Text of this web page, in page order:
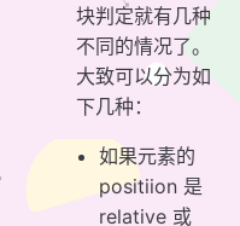
块判定就有几种
不同的情况了。
大致可以分为如
下几种：
如果元素的
positiion 是
relative 或